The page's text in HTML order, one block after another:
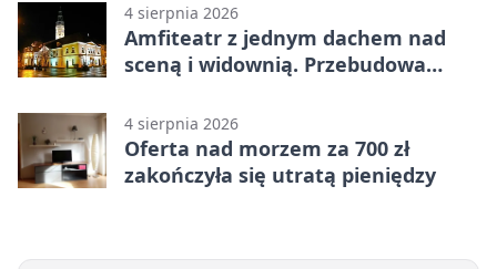
4 sierpnia 2026
Amfiteatr z jednym dachem nad
sceną i widownią. Przebudowa
4 sierpnia 2026
Oferta nad morzem za 700 zł
zakończyła się utratą pieniędzy